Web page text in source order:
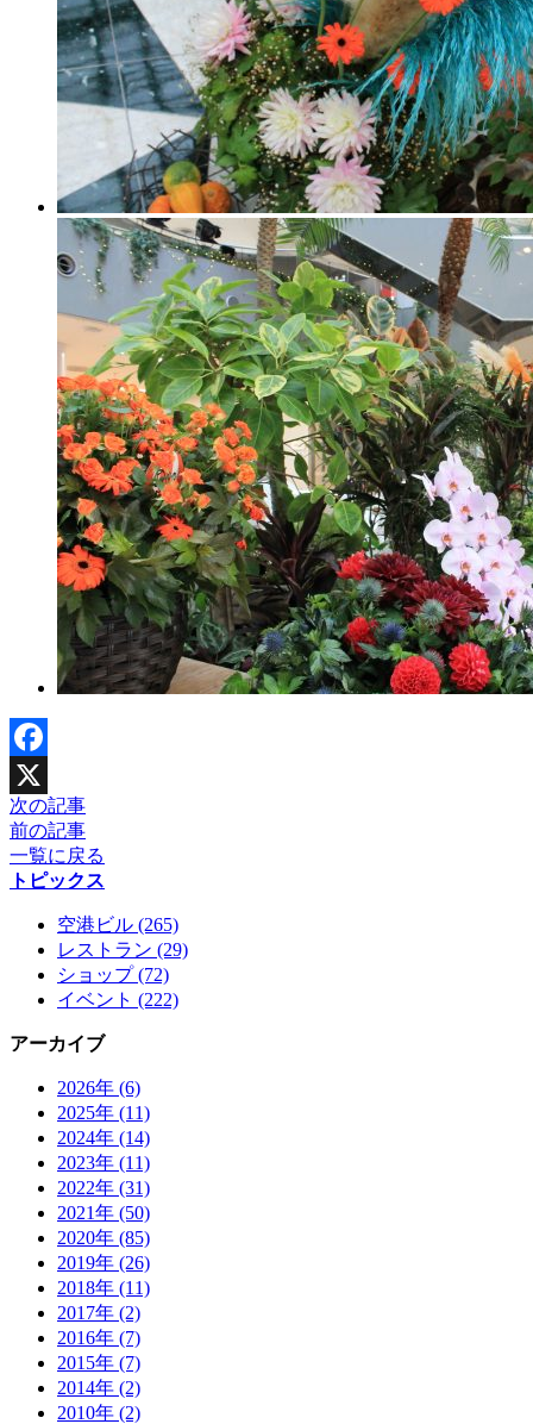
Facebook
X
次の記事
前の記事
一覧に戻る
トピックス
空港ビル (265)
レストラン (29)
ショップ (72)
イベント (222)
アーカイブ
2026年 (6)
2025年 (11)
2024年 (14)
2023年 (11)
2022年 (31)
2021年 (50)
2020年 (85)
2019年 (26)
2018年 (11)
2017年 (2)
2016年 (7)
2015年 (7)
2014年 (2)
2010年 (2)